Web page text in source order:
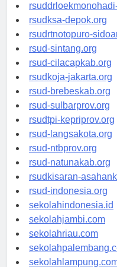
rsud-tpikepriprov.org
rsudksa-depok.org
rsudrtnotopuro-
rsud-sintang.org
rsud-cilacapkab.org
rsudkoja-jakarta.org
rsud-brebeskab.org
rsud-sulbarprov.org
rsudtpi-kepriprov.org
rsud-langsakota.org
rsud-ntbprov.org
rsud-natunakab.org
rsudkisaran-
rsud-indonesia.org
sekolahindonesia.id
sekolahjambi.com
sekolahriau.com